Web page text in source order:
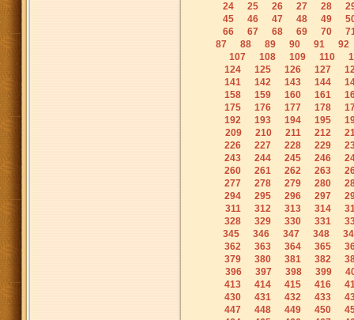
24
25 26 27 28
45
46 47 48 49
66
67 68 69 70
87
88 89 90 91
92
107
108 109 110
124
125 126 127
141
142 143 144
158
159 160 161
175
176 177 178
192
193 194 195
209
210 211 212
226
227 228 229
243
244 245 246
260
261 262 263
277
278 279 280
294
295 296 297
311
312 313 314
328
329 330 331
345
346 347 348
362
363 364 365
379
380 381 382
396
397 398 399
413
414 415 416
430
431 432 433
447
448 449 450